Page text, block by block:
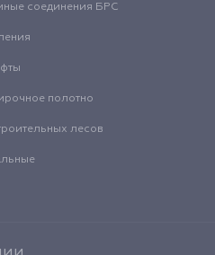
соединения БРС
полотно
лесов